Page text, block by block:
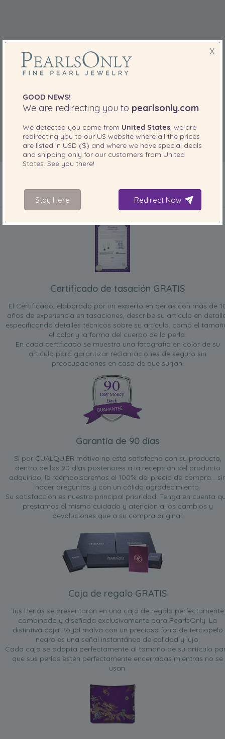
INCLUIDO CON SU PRODUCTO
Certificado de tasación GRATIS
El Certificado, elaborado por un experto en perlas con más de
años de experiencia en tasaciones, describe su artículo en
especificando detalles técnicos sobre su artículo, como el
el color y la forma del cuerpo de la perla.
En cada certificado se muestra una fotografía en color de su
artículo para garantizar reclamaciones de seguro sin
preocupaciones en caso de que surjan.
Garantía de 90 días
Si por CUALQUIER motivo no está satisfecho con su producto,
dentro de los 90 días posteriores a la recepción del producto
adquirido, le reembolsaremos el 100% del precio de compra...
hacer preguntas y con un cálido agradecimiento.
Su satisfacción es nuestra principal prioridad. Tenga en cuenta
prestamos el mismo cuidado y atención a los cambios y
devoluciones que a su compra original.
Caja de regalo GRATIS
Tus Perlas se presentarán en una caja de regalo perfectamente
combinada y diseñada exclusivamente para PearlsOnly. La
distintiva caja Royal malva con un precioso forro de terciopelo
negro es una señal instantánea de calidad y lujo.
Cada caja se adapta perfectamente al tamaño de su artículo
que sus perlas estén perfectamente encerradas mientras no se
usan.
X
GOOD NEWS!
We are redirecting you to pearlsonly.com
We detected you come from United States, we are
redirecting you to our US website where all the prices
are listed in USD ($) and where we have special deals
and shipping only for our customers from United
States. See you there!
Stay Here Redirect Now